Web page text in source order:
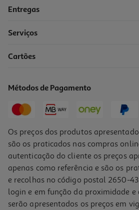
Entregas
Serviços
Cartões
Métodos de Pagamento
Os preços dos produtos
são os praticados nas compras
autenticação do cliente os preços
apenas como referência e são os
e recolhas no código postal 2650-
login e em função da proximidade e
serão apresentados os preços em